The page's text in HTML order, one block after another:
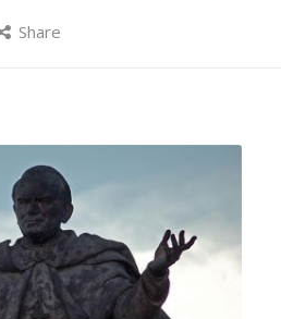
Share